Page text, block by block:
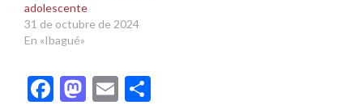
adolescente
31 de octubre de 2024
En «Ibagué»
Facebook
Mastodon
Email